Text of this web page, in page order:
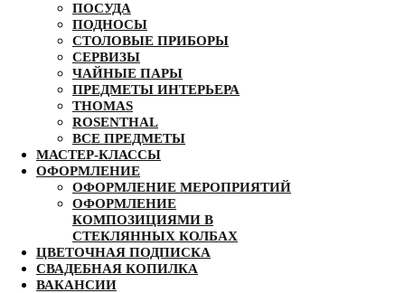
ПОСУДА
ПОДНОСЫ
СТОЛОВЫЕ ПРИБОРЫ
СЕРВИЗЫ
ЧАЙНЫЕ ПАРЫ
ПРЕДМЕТЫ ИНТЕРЬЕРА
THOMAS
ROSENTHAL
ВСЕ ПРЕДМЕТЫ
МАСТЕР-КЛАССЫ
ОФОРМЛЕНИЕ
ОФОРМЛЕНИЕ МЕРОПРИЯТИЙ
ОФОРМЛЕНИЕ
КОМПОЗИЦИЯМИ В
СТЕКЛЯННЫХ КОЛБАХ
ЦВЕТОЧНАЯ ПОДПИСКА
СВАДЕБНАЯ КОПИЛКА
ВАКАНСИИ